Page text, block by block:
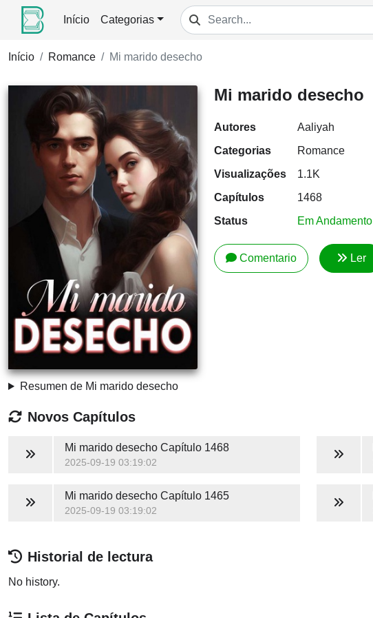
Início Categorias
Início Romance Mi marido desecho
Mi marido desecho
Autores
Aaliyah
Categorias
Romance
Visualizações
1.1K
Capítulos
1468
Status
Em Andamento
Comentario Ler
Resumen de Mi marido desecho
Novos Capítulos
Mi marido desechoCapítulo 1468
2025-09-19 03:19:02
Mi marido desechoCapítulo 1465
2025-09-19 03:19:02
Historial de lectura
No history.